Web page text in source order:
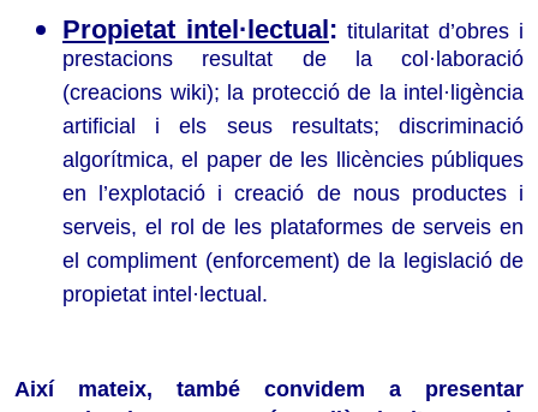
Propietat intel·lectual: titularitat d’obres i
prestacions resultat de la col·laboració
(creacions wiki); la protecció de la intel·ligència
artificial i els seus resultats; discriminació
algorítmica, el paper de les llicències públiques
en l’explotació i creació de nous productes i
serveis, el rol de les plataformes de serveis en
el compliment (enforcement) de la legislació de
propietat intel·lectual.
Així mateix, també convidem a presentar